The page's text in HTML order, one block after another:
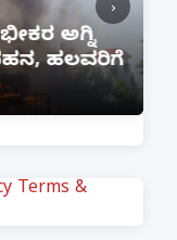
ಅಗ್ನಿ
ಹಲವರಿಗೆ
›
Terms &